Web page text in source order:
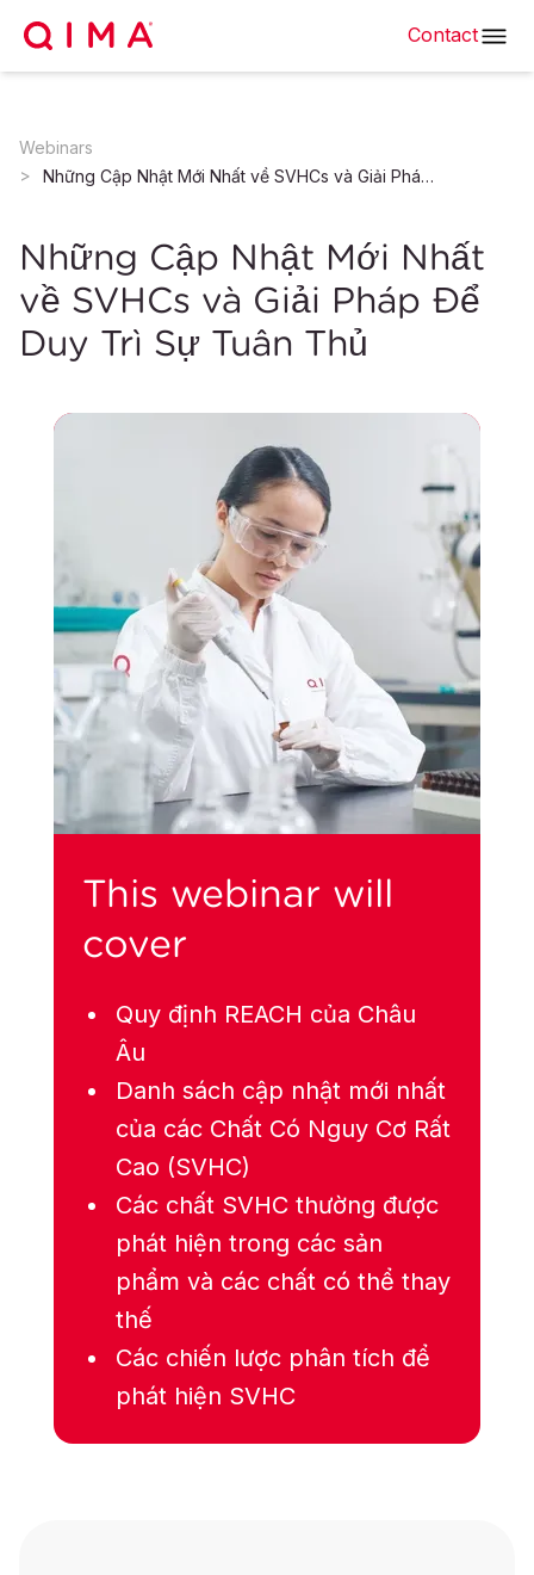
Contact
Webinars
Những Cập Nhật Mới Nhất về SVHCs và Giải Pháp Để Duy Trì Sự Tuân Thủ
Những Cập Nhật Mới Nhất
về SVHCs và Giải Pháp Để
Duy Trì Sự Tuân Thủ
This webinar will
cover
Quy định REACH của Châu
Âu
Danh sách cập nhật mới nhất
của các Chất Có Nguy Cơ Rất
Cao (SVHC)
Các chất SVHC thường được
phát hiện trong các sản
phẩm và các chất có thể thay
thế
Các chiến lược phân tích để
phát hiện SVHC